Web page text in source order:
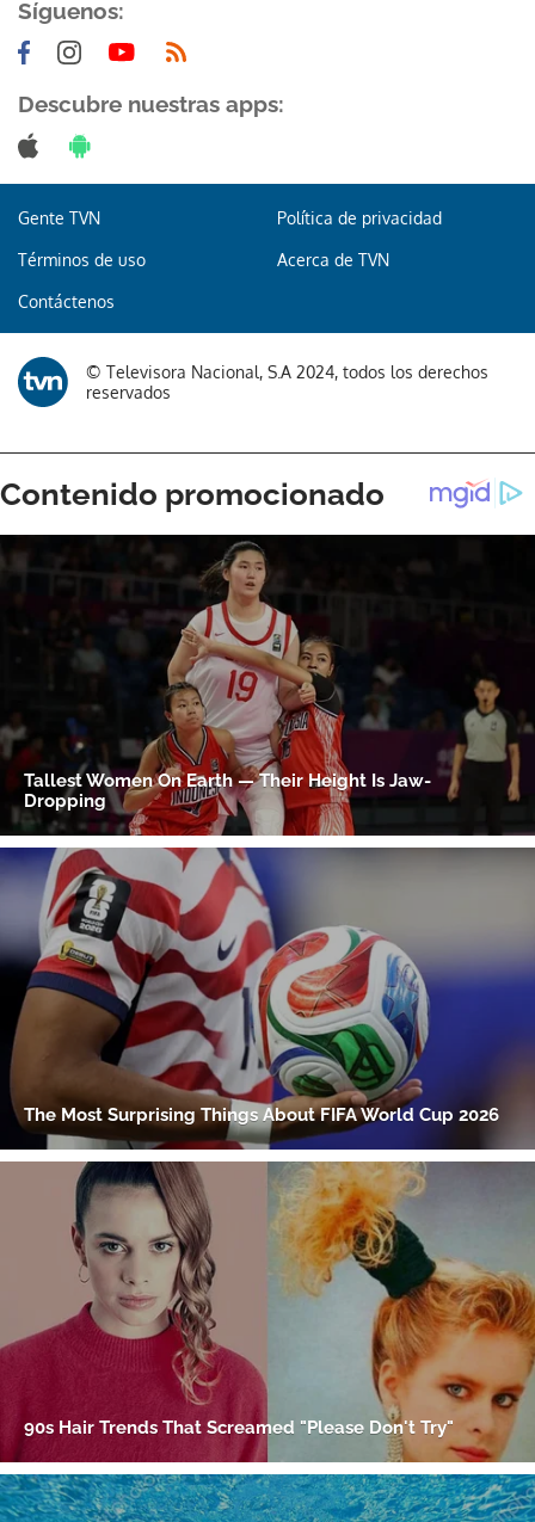
Síguenos:
Descubre nuestras apps:
Gente TVN Política de privacidad
Términos de uso Acerca de TVN
Contáctenos
© Televisora Nacional, S.A 2024, todos los derechos
reservados